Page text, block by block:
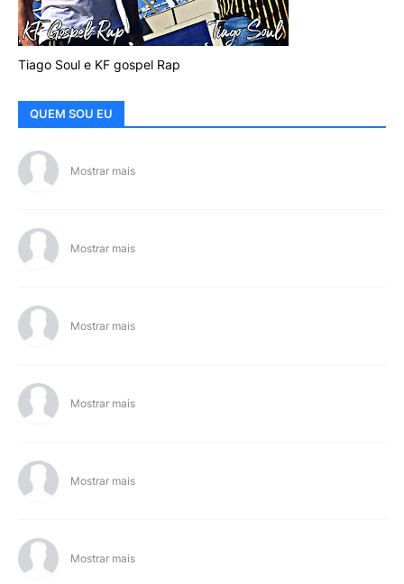
Tiago Soul e KF gospel Rap
QUEM SOU EU
Mostrar mais
Mostrar mais
Mostrar mais
Mostrar mais
Mostrar mais
Mostrar mais